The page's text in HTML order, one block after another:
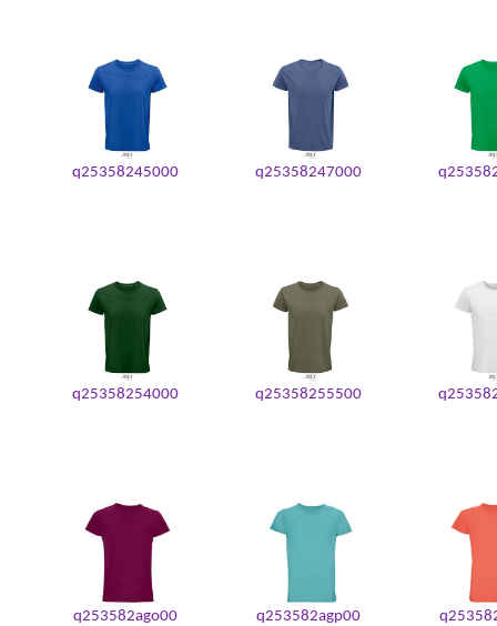
q25358245000 q25358247000
q25358254000 q25358255500
q253582ago00 q253582agp00